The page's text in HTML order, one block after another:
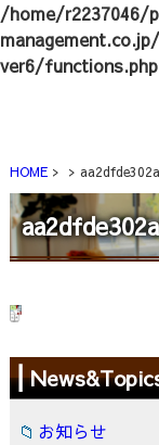
/home/r2237046/
ver6/functions.php
HOME
お知らせ